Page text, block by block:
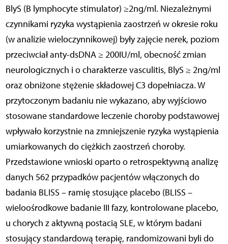
BlyS (B lymphocyte stimulator) ≥2ng/ml. Niezależnymi
czynnikami ryzyka wystąpienia zaostrzeń w okresie roku
(w analizie wieloczynnikowej) były zajęcie nerek, poziom
przeciwciał anty-dsDNA ≥ 200IU/ml, obecność zmian
neurologicznych i o charakterze vasculitis, BlyS ≥ 2ng/ml
oraz obniżone stężenie składowej C3 dopełniacza. W
przytoczonym badaniu nie wykazano, aby wyjściowo
stosowane standardowe leczenie choroby podstawowej
wpływało korzystnie na zmniejszenie ryzyka wystąpienia
umiarkowanych do ciężkich zaostrzeń choroby.
Przedstawione wnioski oparto o retrospektywną analizę
danych 562 przypadków pacjentów włączonych do
badania BLISS – ramię stosujące placebo (BLISS –
wieloośrodkowe badanie III fazy, kontrolowane placebo,
u chorych z aktywną postacią SLE, w którym badani
stosujący standardową terapię, randomizowani byli do